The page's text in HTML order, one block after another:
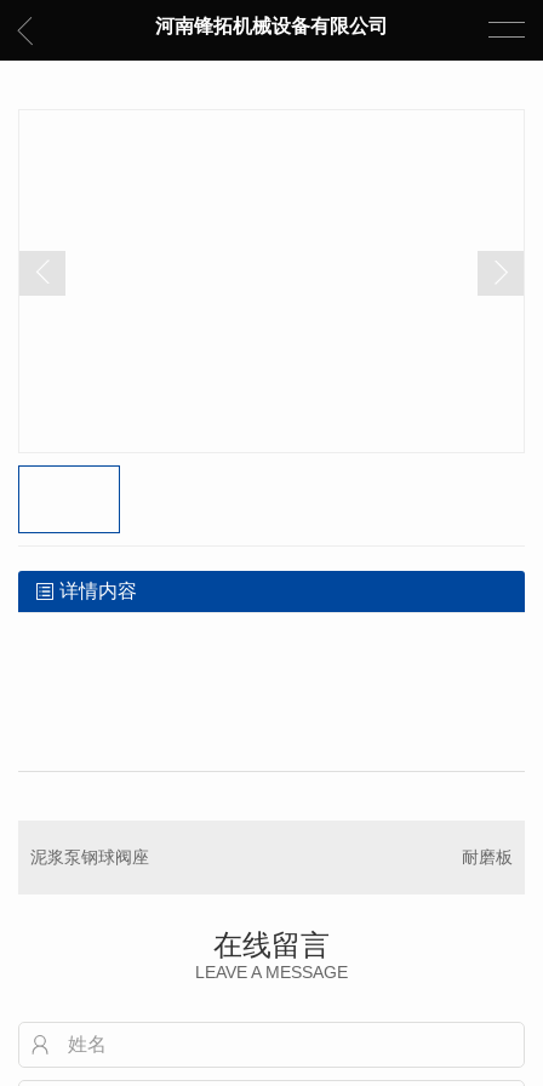
河南锋拓机械设备有限公司
详情内容
泥浆泵钢球阀座 耐磨板
在线留言
LEAVE A MESSAGE